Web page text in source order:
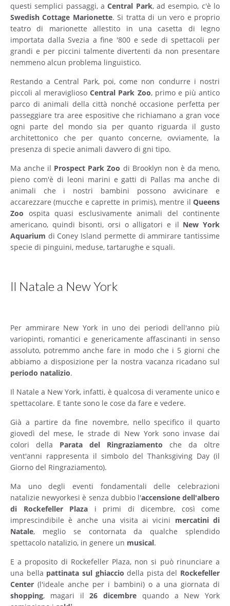
questi semplici passaggi, aCentral Park, ad esempio, c'è lo
Swedish Cottage Marionette. Si tratta di un vero e proprio
teatro di marionette allestito in una casetta di legno
importata dalla Svezia a fine '800 e sede di spettacoli per
grandi e per piccini talmente divertenti da non presentare
nemmeno alcun problema linguistico.
Restando a Central Park, poi, come non condurre i nostri
piccoli al meravigliosoCentral Park Zoo, primo e più antico
parco di animali della città nonché occasione perfetta per
passeggiare tra aree espositive che richiamano a gran voce
ogni parte del mondo sia per quanto riguarda il gusto
architettonico che per quanto concerne, ovviamente, la
presenza di specie animali davvero di gni tipo.
Ma anche il Prospect Park Zoo di Brooklyn non è da meno,
pieno com'è di leoni marini e gatti di Pallas ma anche di
animali che i nostri bambini possono avvicinare e
accarezzare (mucche e caprette in primis), mentre il Queens
Zoo ospita quasi esclusivamente animali del continente
americano, quindi bisonti, orsi o alligatori e il New York
Aquarium di Coney Island permette di ammirare tantissime
specie di pinguini, meduse, tartarughe e squali.
Il Natale a New York
Per ammirare New York in uno dei periodi dell'anno più
variopinti, romantici e genericamente affascinanti in senso
assoluto, potremmo anche fare in modo che i 5 giorni che
abbiamo a disposizione per la nostra vacanza ricadano sul
periodo natalizio.
Il Natale a New York, infatti, è qualcosa di veramente unico e
spettacolare. E tante sono le cose da fare e vedere.
Già a partire da fine novembre, nello specifico il quarto
giovedì del mese, le strade di New York sono invase dai
colori della Parata del Ringraziamento che da oltre
vent'anni rappresenta il simbolo del Thanksgiving Day (il
Giorno del Ringraziamento).
Ma uno degli eventi fondamentali delle celebrazioni
natalizie newyorkesi è senza dubbio l'accensione dell'albero
di Rockefeller Plaza i primi di dicembre, così come
imprescindibile è anche una visita ai vicini mercatini di
Natale, meglio se contornata da qualche splendido
spettacolo natalizio, in genere un musical.
E a proposito di Rockefeller Plaza, non si può rinunciare a
una bella pattinata sul ghiaccio della pista del Rockefeller
Center (l'ideale anche per i bambini) o a una giornata di
shopping, magari il26 dicembre quando a New York